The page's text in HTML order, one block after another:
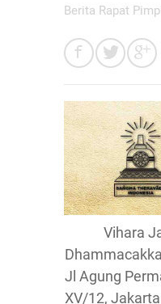
Berita Rapat
Vihara
Jl Agung
XV/12,